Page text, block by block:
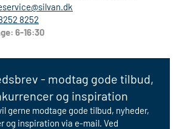
8252
6-16:30
- modtag gode tilbud,
og inspiration
gerne modtage gode tilbud, nyheder,
og inspiration via e-mail. Ved